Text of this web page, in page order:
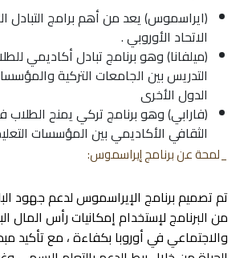
(ايراسموس) يعد من أهم برامج التبادل
الاتحاد الأوروبي .
(ميلفانا) وهو برنامج تبادل أكاديمي
التدريس بين الجامعات التركية
الدول الأخرى
(فارابي) وهو برنامج تركي يمنح الطلاب
الثقافي الأكاديمي بين المؤسسات
_لمحة عن برنامج إيراسموس:
تم تصميم برنامج الإيراسموس لدعم جهود
من البرنامج لإستخدام إمكانيات رأس المال
والاجتماعي في أوروبا بكفاءة ، مع تأكيد